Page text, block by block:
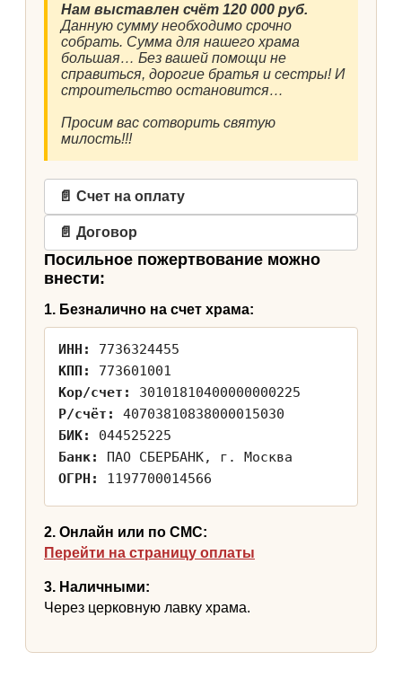
Нам выставлен счёт 120 000 руб.
Данную сумму необходимо срочно
собрать. Сумма для нашего храма
большая… Без вашей помощи не
справиться, дорогие братья и сестры! И
строительство остановится…
Просим вас сотворить святую
милость!!!
📄 Счет на оплату
📄 Договор
Посильное пожертвование можно
внести:
1. Безналично на счет храма:
ИНН:
7736324455
КПП:
773601001
Кор/счет:
30101810400000000225
Р/счёт:
40703810838000015030
БИК:
044525225
Банк:
ПАО СБЕРБАНК, г. Москва
ОГРН:
1197700014566
2. Онлайн или по СМС:
Перейти на страницу оплаты
3. Наличными:
Через церковную лавку храма.